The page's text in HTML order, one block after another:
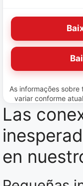
As informações sobre
variar conforme
Las
en